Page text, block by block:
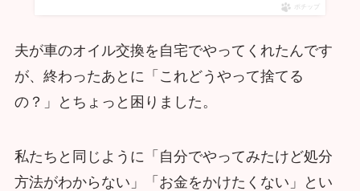
ポチップ
夫が車のオイル交換を自宅でやってくれたんです
が、終わったあとに「これどうやって捨てる
の？」とちょっと困りました。
私たちと同じように「自分でやってみたけど処分
方法がわからない」「お金をかけたくない」とい